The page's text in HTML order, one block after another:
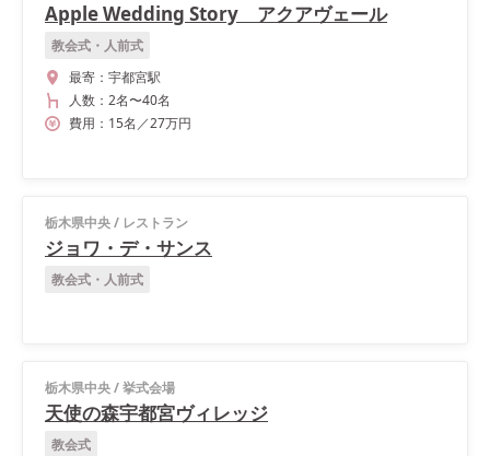
Apple Wedding Story アクアヴェール
教会式・人前式
最寄： 宇都宮駅
人数： 2名〜40名
費用： 15名 ／27万円
栃木県中央/ レストラン
ジョワ・デ・サンス
教会式・人前式
栃木県中央/挙式会場
天使の森宇都宮ヴィレッジ
教会式